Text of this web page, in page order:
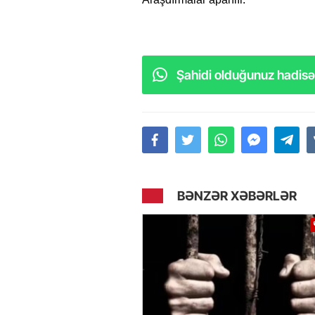
Şahidi olduğunuz
BƏNZƏR XƏBƏRLƏR